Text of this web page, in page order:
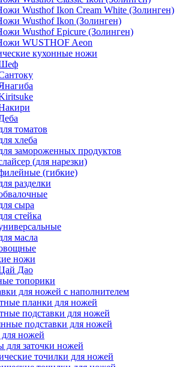
Wusthof Ikon Cream White (Золинген)
Wusthof Ikon (Золинген)
Wusthof Epicure (Золинген)
WUSTHOF Aeon
кухонные ножи
томатов
хлеба
замороженных продуктов
(для нарезки)
(гибкие)
разделки
сыра
стейка
масла
ножи
Дао
топорики
для ножей с наполнителем
планки для ножей
подставки для ножей
подставки для ножей
ножей
для заточки ножей
точилки для ножей